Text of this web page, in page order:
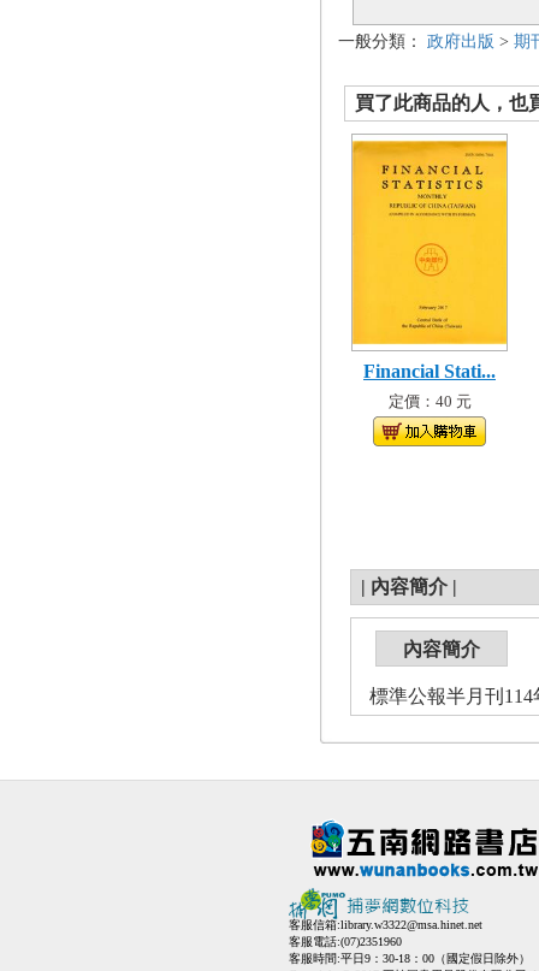
一般分類： 政府出版 > 期
買了此商品的人，也
Financial Stati...
定價：40 元
| 內容簡介 |
內容簡介
標準公報半月刊
客服信箱:library.w3322@msa.hinet.net
客服電話:(07)2351960
客服時間:平日9：30-18：00（國定假日除外）